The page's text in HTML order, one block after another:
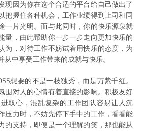
现因为你在这个合适的平台给自己做出了
把握住各种机会，工作业绩得到上司和同
一片光明。而与此同时，你的快乐源泉就
量，由此帮助你一步一步走向更加快乐的
为，对待工作不妨试着用快乐的态度，为
从中享受工作带来的成就与快乐。
想要的不是一枝独秀，而是万紫千红。
围对人的心情有着直接的影响。积极友好
取心，混乱复杂的工作团队容易让人沉
压力时，不妨先停下手中的工作，看看能
的支持，即便是一个理解的笑，那也能从